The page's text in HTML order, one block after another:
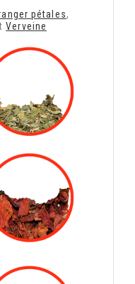
pétales,
Verveine